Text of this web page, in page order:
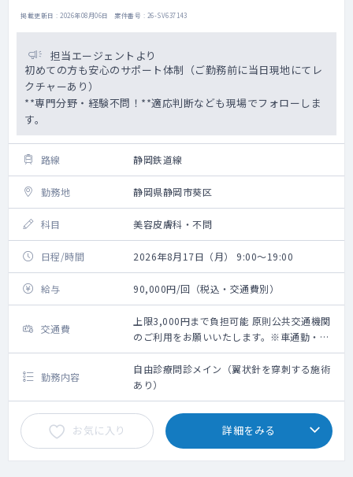
掲載更新日 : 2026年08月06日 案件番号 : 26-SV637143
担当エージェントより
初めての方も安心のサポート体制（ご勤務前に当日現地にてレ
クチャーあり）
**専門分野・経験不問！**適応判断なども現場でフォローしま
す。
路線 静岡鉄道線
勤務地 静岡県静岡市葵区
科目 美容皮膚科・不問
日程/時間 2026年8月17日（月） 9:00～19:00
給与 90,000円/回（税込・交通費別）
交通費
上限3,000円まで負担可能 原則公共交通機関
のご利用をお願いいたします。※車通勤・タ
クシー利用要相談
勤務内容
自由診療問診メイン（翼状針を穿刺する施術
あり）
お気に入り 詳細をみる